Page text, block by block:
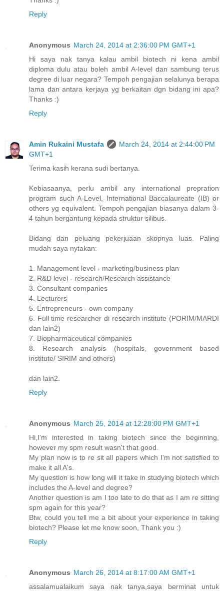
Reply
Anonymous March 24, 2014 at 2:36:00 PM GMT+1
Hi saya nak tanya kalau ambil biotech ni kena ambil
diploma dulu atau boleh ambil A-level dan sambung terus
degree di luar negara? Tempoh pengajian selalunya berapa
lama dan antara kerjaya yg berkaitan dgn bidang ini apa?
Thanks :)
Reply
Amin Rukaini Mustafa
March 24, 2014 at 2:44:00 PM
GMT+1
Terima kasih kerana sudi bertanya.
Kebiasaanya, perlu ambil any international prepration
program such A-Level, International Baccalaureate (IB) or
others yg equivalent. Tempoh pengajian biasanya dalam 3-
4 tahun bergantung kepada struktur silibus.
Bidang dan peluang pekerjuaan skopnya luas. Paling
mudah saya nytakan:
1. Management level - marketing/business plan
2. R&D level - research/Research assistance
3. Consultant companies
4. Lecturers
5. Entrepreneurs - own company
6. Full time researcher di research institute (PORIM/MARDI
dan lain2)
7. Biopharmaceutical companies
8. Research analysis (hospitals, government based
institute/ SIRIM and others)
dan lain2.
Reply
Anonymous March 25, 2014 at 12:28:00 PM GMT+1
Hi,I'm interested in taking biotech since the beginning,
however my spm result wasn't that good.
My plan now is to re sit all papers which I'm not satisfied to
make it all A's.
My question is how long will it take in studying biotech which
includes the A-level and degree?
Another question is am I too late to do that as I am re sitting
spm again for this year?
Btw, could you tell me a bit about your experience in taking
biotech? Please let me know soon, Thank you :)
Reply
Anonymous March 26, 2014 at 8:17:00 AM GMT+1
assalamualaikum saya nak tanya,saya berminat untuk